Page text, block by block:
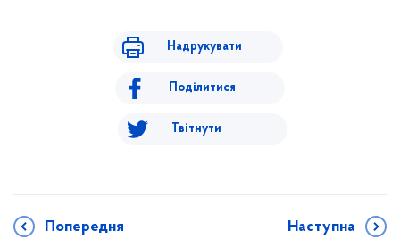
Надрукувати
Поділитися
Твітнути
Попередня Наступна